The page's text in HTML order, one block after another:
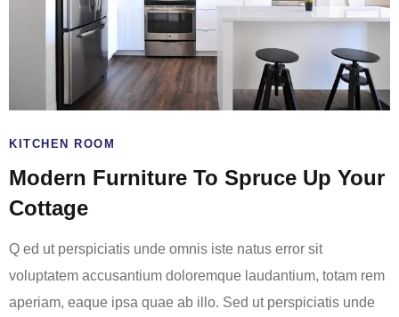
KITCHEN ROOM
Modern Furniture To Spruce Up Your
Cottage
Q ed ut perspiciatis unde omnis iste natus error sit
voluptatem accusantium doloremque laudantium, totam rem
aperiam, eaque ipsa quae ab illo. Sed ut perspiciatis unde